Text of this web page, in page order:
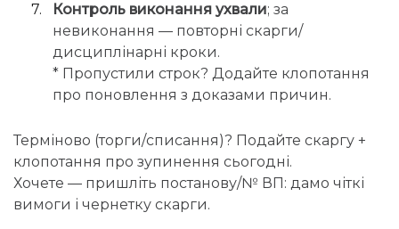
Контроль виконання ухвали; за
невиконання — повторні скарги/
дисциплінарні кроки.
* Пропустили строк? Додайте клопотання
про поновлення з доказами причин.
Терміново (торги/списання)? Подайте скаргу +
клопотання про зупинення сьогодні.
Хочете — пришліть постанову/№ ВП: дамо чіткі
вимоги і чернетку скарги.